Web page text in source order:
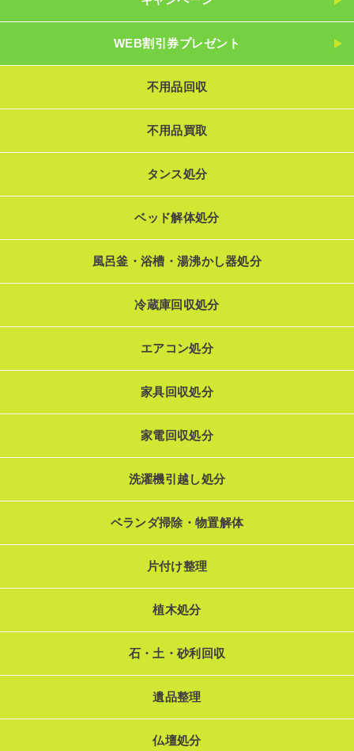
WEB割引券プレゼント
不用品回収
不用品買取
タンス処分
ベッド解体処分
風呂釜・浴槽・湯沸かし器処分
冷蔵庫回収処分
エアコン処分
家具回収処分
家電回収処分
洗濯機引越し処分
ベランダ掃除・物置解体
片付け整理
植木処分
石・土・砂利回収
遺品整理
仏壇処分